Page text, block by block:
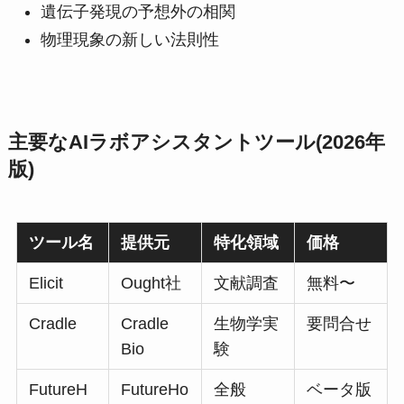
遺伝子発現の予想外の相関
物理現象の新しい法則性
主要なAIラボアシスタントツール(2026年
版)
ツール名 提供元 特化領域 価格
Elicit Ought社 文献調査 無料〜
Cradle
Cradle
Bio
生物学実
験
要問合せ
FutureH
FutureHo
全般 ベータ版